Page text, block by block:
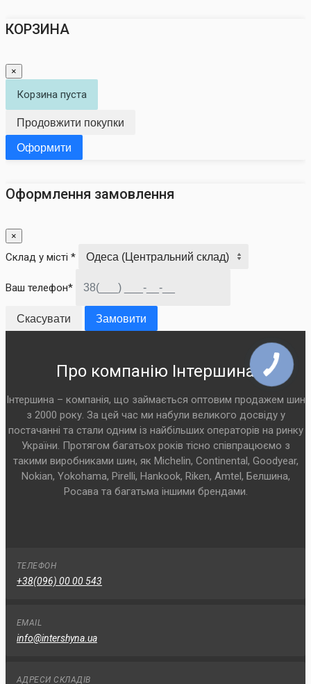
КОРЗИНА
×
Корзина пуста
Продовжити покупки
Оформити
Оформлення замовлення
×
Склад у місті *
Ваш телефон*
Скасувати Замовити
Про компанію Інтершина
Інтершина – компанія, що займається оптовим продажем шин
з 2000 року. За цей час ми набули великого досвіду у
постачанні та стали одним із найбільших операторів на ринку
України. Протягом багатьох років тісно співпрацюємо з
такими виробниками шин, як Michelin, Continental, Goodyear,
Nokian, Yokohama, Pirelli, Hankook, Riken, Amtel, Белшина,
Росава та багатьма іншими брендами.
ТЕЛЕФОН
+38(096) 00 00 543
EMAIL
info@intershyna.ua
АДРЕСИ СКЛАДІВ